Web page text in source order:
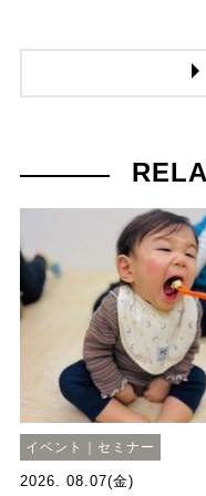
イベント｜セミナー
2026. 08.07(金)